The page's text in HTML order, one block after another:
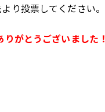
り投票してください。
がとうございました！